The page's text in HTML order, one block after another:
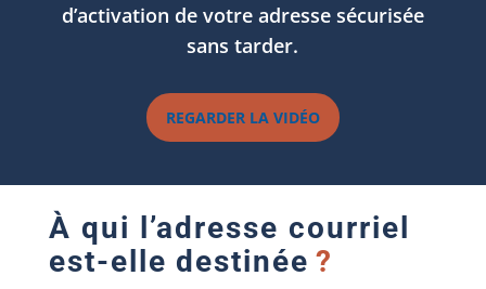
d’activation de votre adresse sécurisée
sans tarder.
REGARDER LA VIDÉO
À qui l’adresse courriel
est-elle destinée?